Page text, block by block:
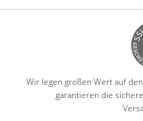
Wir legen großen Wert auf
garantieren die